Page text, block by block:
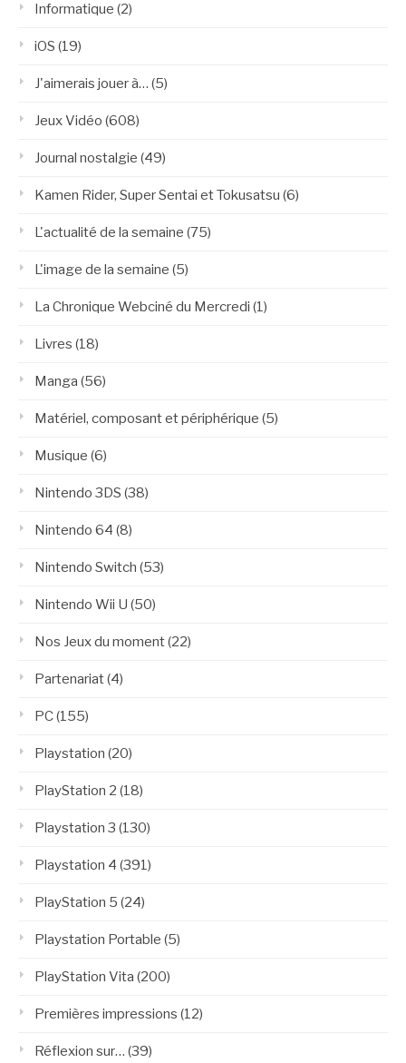
Informatique (2)
iOS (19)
J'aimerais jouer à… (5)
Jeux Vidéo (608)
Journal nostalgie (49)
Kamen Rider, Super Sentai et Tokusatsu (6)
L'actualité de la semaine (75)
L'image de la semaine (5)
La Chronique Webciné du Mercredi (1)
Livres (18)
Manga (56)
Matériel, composant et périphérique (5)
Musique (6)
Nintendo 3DS (38)
Nintendo 64 (8)
Nintendo Switch (53)
Nintendo Wii U (50)
Nos Jeux du moment(22)
Partenariat(4)
PC(155)
Playstation (20)
PlayStation 2 (18)
Playstation 3 (130)
Playstation 4 (391)
PlayStation 5 (24)
Playstation Portable (5)
PlayStation Vita (200)
Premières impressions (12)
Réflexion sur… (39)